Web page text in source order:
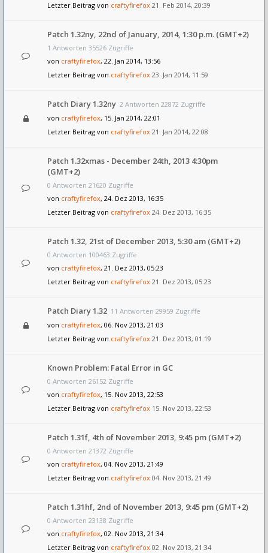
Letzter Beitrag von craftyfirefox 21. Feb 2014, 20:39
Patch 1.32ny, 22nd of January, 2014, 1:30 p.m. (GMT+2)
1 Antworten 35526 Zugriffe
von craftyfirefox, 22. Jan 2014, 13:56
Letzter Beitrag von craftyfirefox 23. Jan 2014, 11:59
Patch Diary 1.32ny 2 Antworten 22872 Zugriffe
von craftyfirefox, 15. Jan 2014, 22:01
Letzter Beitrag von craftyfirefox 21. Jan 2014, 22:08
Patch 1.32xmas - December 24th, 2013 4:30pm
(GMT+2)
0 Antworten 21620 Zugriffe
von craftyfirefox, 24. Dez 2013, 16:35
Letzter Beitrag von craftyfirefox 24. Dez 2013, 16:35
Patch 1.32, 21st of December 2013, 5:30 am (GMT+2)
0 Antworten 100463 Zugriffe
von craftyfirefox, 21. Dez 2013, 05:23
Letzter Beitrag von craftyfirefox 21. Dez 2013, 05:23
Patch Diary 1.32 11 Antworten 29959 Zugriffe
von craftyfirefox, 06. Nov 2013, 21:03
Letzter Beitrag von craftyfirefox 21. Dez 2013, 01:19
Known Problem: Fatal Error in GC
0 Antworten 26152 Zugriffe
von craftyfirefox, 15. Nov 2013, 22:53
Letzter Beitrag von craftyfirefox 15. Nov 2013, 22:53
Patch 1.31f, 4th of November 2013, 9:45 pm (GMT+2)
0 Antworten 21372 Zugriffe
von craftyfirefox, 04. Nov 2013, 21:49
Letzter Beitrag von craftyfirefox 04. Nov 2013, 21:49
Patch 1.31hf, 2nd of November 2013, 9:45 pm (GMT+2)
0 Antworten 23138 Zugriffe
von craftyfirefox, 02. Nov 2013, 21:34
Letzter Beitrag von craftyfirefox 02. Nov 2013, 21:34